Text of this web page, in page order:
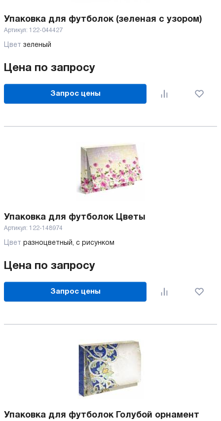
Упаковка для футболок (зеленая с узором)
Артикул: 122-044427
Цвет зеленый
Цена по запросу
Запрос цены
Упаковка для футболок Цветы
Артикул: 122-148974
Цвет разноцветный, с рисунком
Цена по запросу
Запрос цены
Упаковка для футболок Голубой орнамент